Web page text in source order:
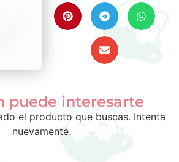
puede interesarte
el producto que buscas. Intenta
nuevamente.